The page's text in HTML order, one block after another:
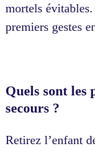
mortels
premiers gestes
Quels sont les
secours ?
Retirez l’enfant